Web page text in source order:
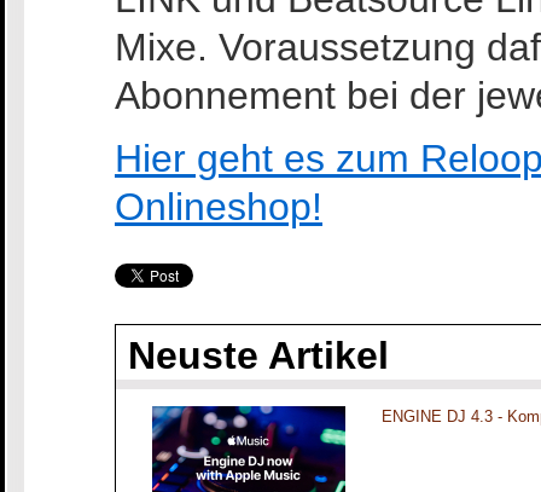
Mixe. Voraussetzung
Abonnement bei der
Hier geht es zum
Onlineshop!
Neuste Artikel
ENGINE DJ 4.3 -